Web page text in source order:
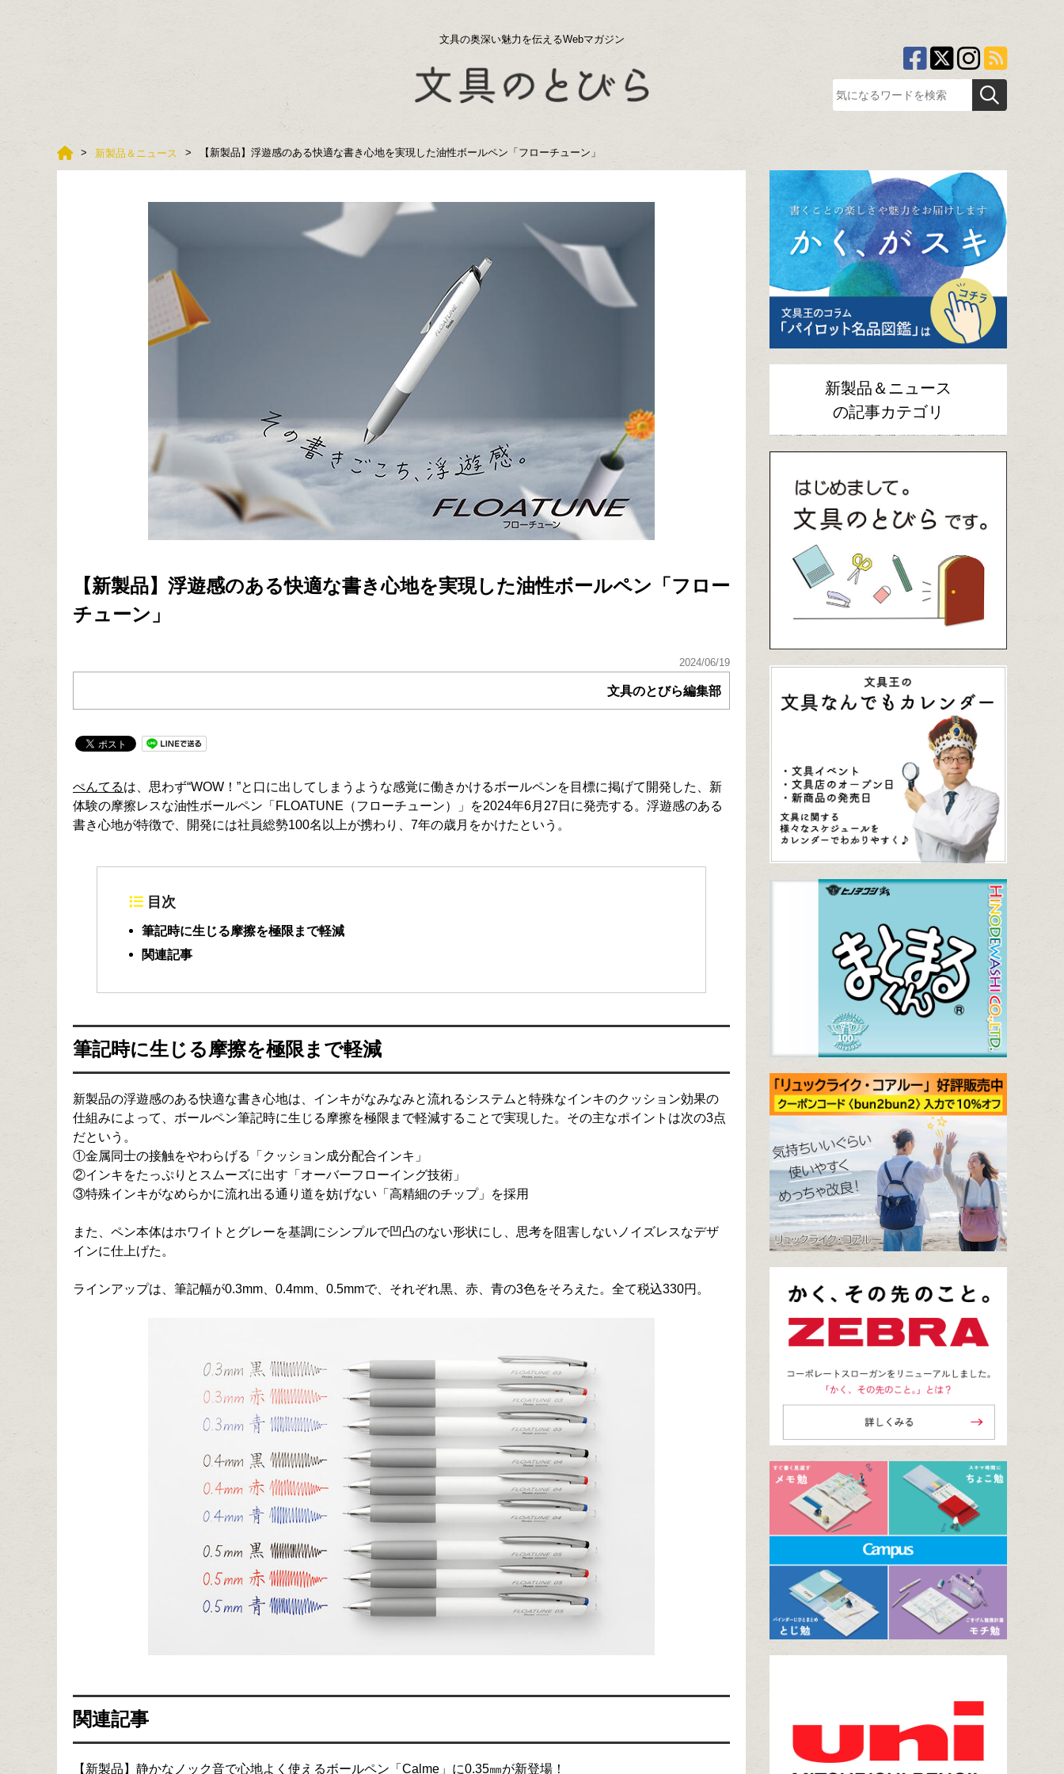
文具の奥深い魅力を伝えるWebマガジン
新製品＆ニュース 【新製品】浮遊感のある快適な書き心地を実現した油性ボールペン「フローチューン」
【新製品】浮遊感のある快適な書き心地を実現した油性ボールペン「フロー
チューン」
2024/06/19
文具のとびら編集部
ぺんてるは、思わず“WOW！”と口に出してしまうような感覚に働きかけるボールペンを目標に掲げて開発した、新
体験の摩擦レスな油性ボールペン「FLOATUNE（フローチューン）」を2024年6月27日に発売する。浮遊感のある
書き心地が特徴で、開発には社員総勢100名以上が携わり、7年の歳月をかけたという。
目次
筆記時に生じる摩擦を極限まで軽減
関連記事
筆記時に生じる摩擦を極限まで軽減
新製品の浮遊感のある快適な書き心地は、インキがなみなみと流れるシステムと特殊なインキのクッション効果の
仕組みによって、ボールペン筆記時に生じる摩擦を極限まで軽減することで実現した。その主なポイントは次の3点
だという。
①金属同士の接触をやわらげる「クッション成分配合インキ」
②インキをたっぷりとスムーズに出す「オーバーフローイング技術」
③特殊インキがなめらかに流れ出る通り道を妨げない「高精細のチップ」を採用
また、ペン本体はホワイトとグレーを基調にシンプルで凹凸のない形状にし、思考を阻害しないノイズレスなデザ
インに仕上げた。
ラインアップは、筆記幅が0.3mm、0.4mm、0.5mmで、それぞれ黒、赤、青の3色をそろえた。全て税込330円。
関連記事
【新製品】静かなノック音で心地よく使えるボールペン「Calme」に0.35㎜が新登場！
新製品＆ニュース
の記事カテゴリ